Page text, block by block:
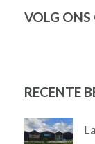
VOLG ONS
RECENTE